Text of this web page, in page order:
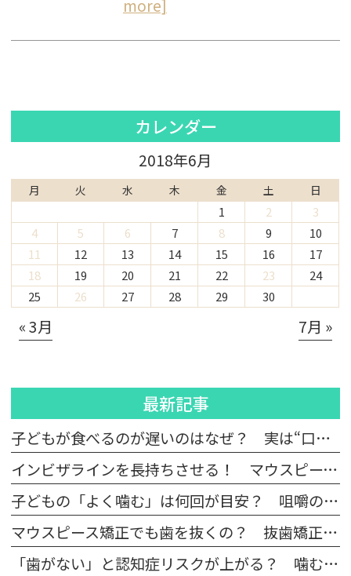
more]
カレンダー
2018年6月
月 火 水 木 金 土 日
1 2
3
4
5 6 7 8 9
10
11
12 13 14 15 16
17
18
19 20 21 22 23
24
25
26 27 28 29 30
« 3月 7月 »
最新記事
子どもが食べるのが遅いのはなぜ？ 実は“口腔機能発達不全症”かもしれません
インビザラインを長持ちさせる！ マウスピースの正しい洗い方とNGな洗浄方法
子どもの「よく噛む」は何回が目安？ 咀嚼のメリットと口腔機能発達不全症への好影響
マウスピース矯正でも歯を抜くの？ 抜歯矯正・非抜歯矯正の違いについて
「歯がない」と認知症リスクが上がる？ 噛むこと（咀嚼）との深い関係